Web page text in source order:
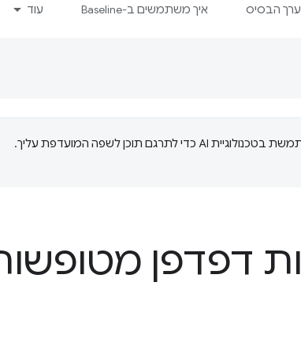
ערך הבסיס איך משתמשים ב-Baseline עוד
‫Google משתמשת בטכנולוגיית AI כדי לתרגם תוכן לשפה המועדפת עליך.